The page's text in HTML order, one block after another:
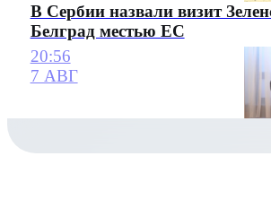
В Сербии назвали визит
Белград местью ЕС
20:56
7 АВГ